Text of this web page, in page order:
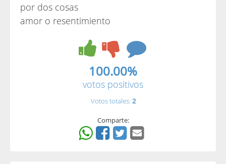
por dos cosas
amor o resentimiento
100.00%
votos positivos
Votos totales: 2
Comparte: